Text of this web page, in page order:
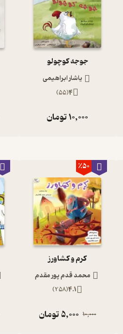
جوجه کوچولو
یاشار ابراهیمی
4
(
55
)
10,000تومان
٪50
کرم و کشاورز
محمد قدم پور مقدم
4.1
(
258
)
10,000
5,000تومان